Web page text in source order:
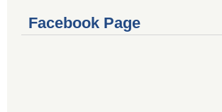
Facebook Page